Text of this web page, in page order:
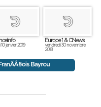
10 janvier 2019
Europe 1 & CNews
vendredi 30 novembre
2018
Bayrou